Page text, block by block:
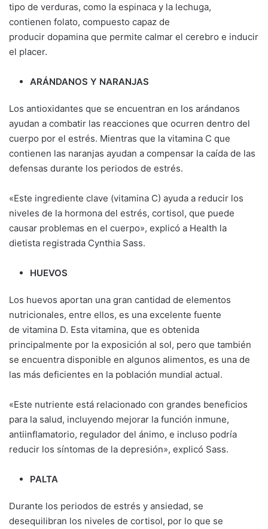
tipo de verduras, como la espinaca y la lechuga,
contienen folato, compuesto capaz de
producir dopamina que permite calmar el cerebro e inducir
el placer.
ARÁNDANOS Y NARANJAS
Los antioxidantes que se encuentran en los arándanos
ayudan a combatir las reacciones que ocurren dentro del
cuerpo por el estrés. Mientras que la vitamina C que
contienen las naranjas ayudan a compensar la caída de las
defensas durante los periodos de estrés.
«Este ingrediente clave (vitamina C) ayuda a reducir los
niveles de la hormona del estrés, cortisol, que puede
causar problemas en el cuerpo», explicó a Health la
dietista registrada Cynthia Sass.
HUEVOS
Los huevos aportan una gran cantidad de elementos
nutricionales, entre ellos, es una excelente fuente
de vitamina D. Esta vitamina, que es obtenida
principalmente por la exposición al sol, pero que también
se encuentra disponible en algunos alimentos, es una de
las más deficientes en la población mundial actual.
«Este nutriente está relacionado con grandes beneficios
para la salud, incluyendo mejorar la función inmune,
antiinflamatorio, regulador del ánimo, e incluso podría
reducir los síntomas de la depresión», explicó Sass.
PALTA
Durante los periodos de estrés y ansiedad, se
desequilibran los niveles de cortisol, por lo que se